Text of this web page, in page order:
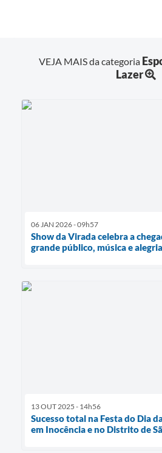
VEJA MAIS da categoria
Lazer
06 JAN 2026 - 09h57
Show da Virada celebra a
grande público, música e
13 OUT 2025 - 14h56
Sucesso total na Festa do Dia
em Inocência e no Distrito de